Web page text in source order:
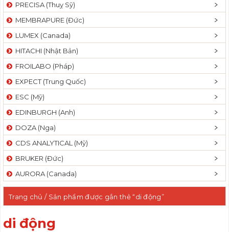
PRECISA (Thuỵ Sỹ)
MEMBRAPURE (Đức)
LUMEX (Canada)
HITACHI (Nhật Bản)
FROILABO (Pháp)
EXPECT (Trung Quốc)
ESC (Mỹ)
EDINBURGH (Anh)
DOZA (Nga)
CDS ANALYTICAL (Mỹ)
BRUKER (Đức)
AURORA (Canada)
Trang chủ / Sản phẩm được gắn thẻ “di động”
di động